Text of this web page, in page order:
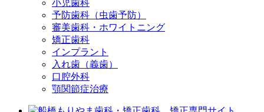
小児歯科
予防歯科（虫歯予防）
審美歯科・ホワイトニング
矯正歯科
インプラント
入れ歯（義歯）
口腔外科
顎関節症治療